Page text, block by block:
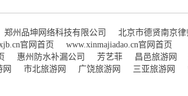
郑州品坤网络科技有限公司
北京市德贤南京
官网首页
www.xinmajiadao.cn官网首页
惠州防水补漏公司 芳艺菲 昌邑旅游网
网 市北旅游网 广饶旅游网 三亚旅游网